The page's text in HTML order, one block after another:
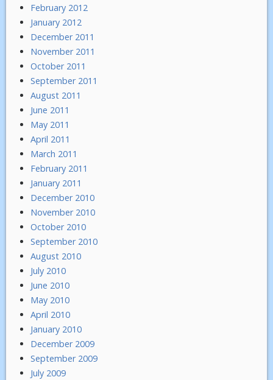
February 2012
January 2012
December 2011
November 2011
October 2011
September 2011
August 2011
June 2011
May 2011
April 2011
March 2011
February 2011
January 2011
December 2010
November 2010
October 2010
September 2010
August 2010
July 2010
June 2010
May 2010
April 2010
January 2010
December 2009
September 2009
July 2009